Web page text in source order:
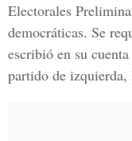
Electorales
democráticas. Se
escribió en su
partido de izquierda,